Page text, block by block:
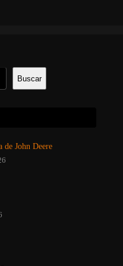
Buscar
de John Deere